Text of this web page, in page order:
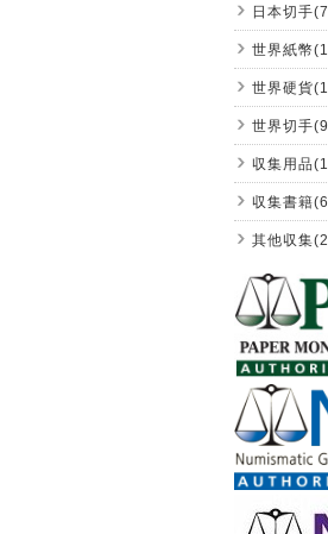
日本切手
世界紙幣
世界硬貨
世界切手
収集用品
収集書籍
其他収集